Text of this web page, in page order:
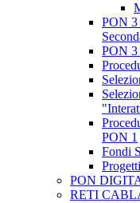
PON 3
PON 3
PON 1
Fondi
PON
RETI